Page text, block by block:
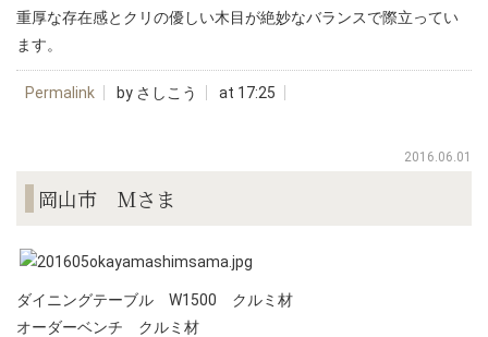
重厚な存在感とクリの優しい木目が絶妙なバランスで際立ってい
ます。
Permalink by さしこう at 17:25
2016.06.01
岡山市 Mさま
ダイニングテーブル W1500 クルミ材
オーダーベンチ クルミ材